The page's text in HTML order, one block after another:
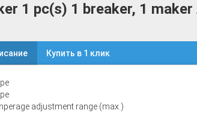
1 pc(s) 1 breaker, 1
Купить в 1 клик
adjustment range (max.)